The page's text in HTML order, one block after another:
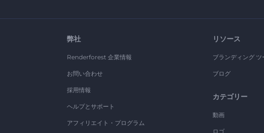
弊社
Renderforest 企業情報
お問い合わせ
採用情報
ヘルプとサポート
アフィリエイト・プログラム
リソース
ブランディング ツ
ブログ
カテゴリー
動画
ロゴ